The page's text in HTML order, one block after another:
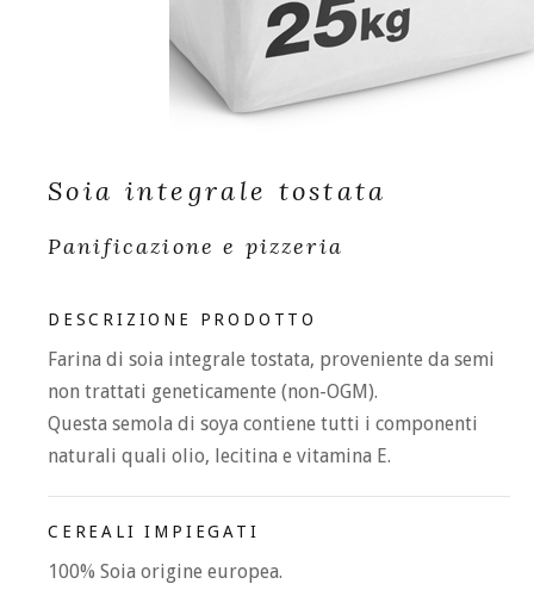
Soia integrale tostata
Panificazione e pizzeria
DESCRIZIONE PRODOTTO
Farina di soia integrale tostata, proveniente da semi
non trattati geneticamente (non-OGM).
Questa semola di soya contiene tutti i componenti
naturali quali olio, lecitina e vitamina E.
CEREALI IMPIEGATI
100% Soia origine europea.